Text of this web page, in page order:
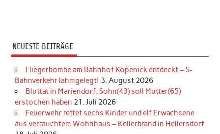
NEUESTE BEITRÄGE
Fliegerbombe am Bahnhof Köpenick entdeckt – S-
Bahnverkehr lahmgelegt! 3. August 2026
Bluttat in Mariendorf: Sohn(43) soll Mutter(65)
erstochen haben 21. Juli 2026
Feuerwehr rettet sechs Kinder und elf Erwachsene
aus verrauchtem Wohnhaus – Kellerbrand in Hellersdorf